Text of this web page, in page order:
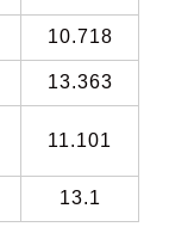
10.718
13.363
11.101
13.1